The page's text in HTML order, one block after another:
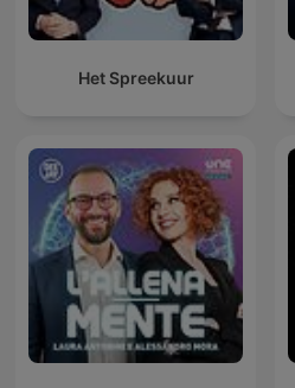
Het Spreekuur